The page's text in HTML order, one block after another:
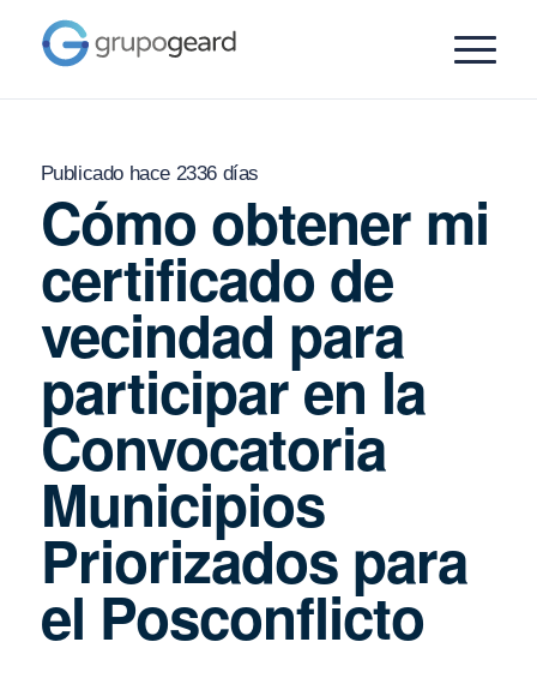
Publicado hace 2336 días
Cómo obtener mi
certificado de
vecindad para
participar en la
Convocatoria
Municipios
Priorizados para
el Posconflicto